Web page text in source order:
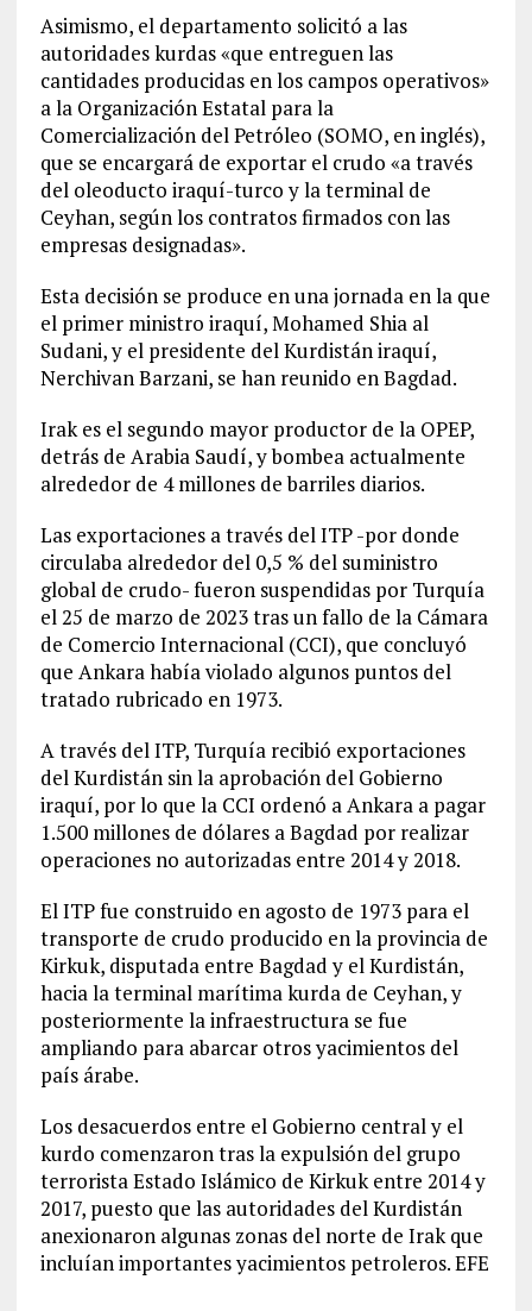
Asimismo, el departamento solicitó a las
autoridades kurdas «que entreguen las
cantidades producidas en los campos operativos»
a la Organización Estatal para la
Comercialización del Petróleo (SOMO, en inglés),
que se encargará de exportar el crudo «a través
del oleoducto iraquí-turco y la terminal de
Ceyhan, según los contratos firmados con las
empresas designadas».
Esta decisión se produce en una jornada en la que
el primer ministro iraquí, Mohamed Shia al
Sudani, y el presidente del Kurdistán iraquí,
Nerchivan Barzani, se han reunido en Bagdad.
Irak es el segundo mayor productor de la OPEP,
detrás de Arabia Saudí, y bombea actualmente
alrededor de 4 millones de barriles diarios.
Las exportaciones a través del ITP -por donde
circulaba alrededor del 0,5 % del suministro
global de crudo- fueron suspendidas por Turquía
el 25 de marzo de 2023 tras un fallo de la Cámara
de Comercio Internacional (CCI), que concluyó
que Ankara había violado algunos puntos del
tratado rubricado en 1973.
A través del ITP, Turquía recibió exportaciones
del Kurdistán sin la aprobación del Gobierno
iraquí, por lo que la CCI ordenó a Ankara a pagar
1.500 millones de dólares a Bagdad por realizar
operaciones no autorizadas entre 2014 y 2018.
El ITP fue construido en agosto de 1973 para el
transporte de crudo producido en la provincia de
Kirkuk, disputada entre Bagdad y el Kurdistán,
hacia la terminal marítima kurda de Ceyhan, y
posteriormente la infraestructura se fue
ampliando para abarcar otros yacimientos del
país árabe.
Los desacuerdos entre el Gobierno central y el
kurdo comenzaron tras la expulsión del grupo
terrorista Estado Islámico de Kirkuk entre 2014 y
2017, puesto que las autoridades del Kurdistán
anexionaron algunas zonas del norte de Irak que
incluían importantes yacimientos petroleros. EFE